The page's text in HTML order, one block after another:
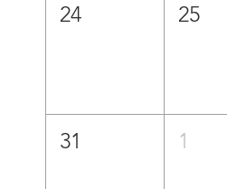
24 25
31 1